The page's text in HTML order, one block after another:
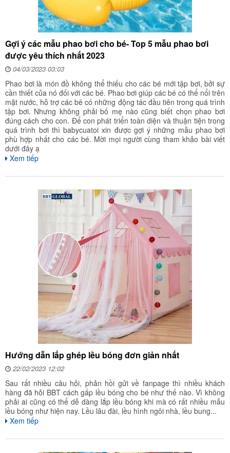
Gợi ý các mẫu phao bơi cho bé- Top 5 mẫu phao bơi
được yêu thích nhất 2023
04/03/2023 03:03
Phao bơi là món đồ không thể thiếu cho các bé mới tập bơi, bởi sự
cần thiết của nó đối với các bé. Phao bơi giúp các bé có thể nổi trên
mặt nước, hỗ trợ các bé có những động tác đầu tiên trong quá trình
tập bơi. Nhưng không phải bố mẹ nào cũng biết chọn phao bơi
đúng cách cho con. Để con phát triển toàn diện và thuận tiện trong
quá trình bơi thì babycuatoi xin được gợi ý những mẫu phao bơi
phù hợp nhất cho các bé. Mời mọi người cùng tham khảo bài viết
dưới đây ạ
Xem tiếp
Hướng dẫn lắp ghép lều bóng đơn giản nhất
22/02/2023 12:02
Sau rất nhiều câu hỏi, phản hồi gửi về fanpage thì nhiều khách
hàng đã hỏi BBT cách gấp lều bóng cho bé như thế nào. Vì không
phải ai cũng có thể dễ dàng lắp lều bóng khi mà có rất nhiều mẫu
lều bóng như hiện nay. Lều lâu đài, lều hình ngôi nhà, lều bung...
Xem tiếp